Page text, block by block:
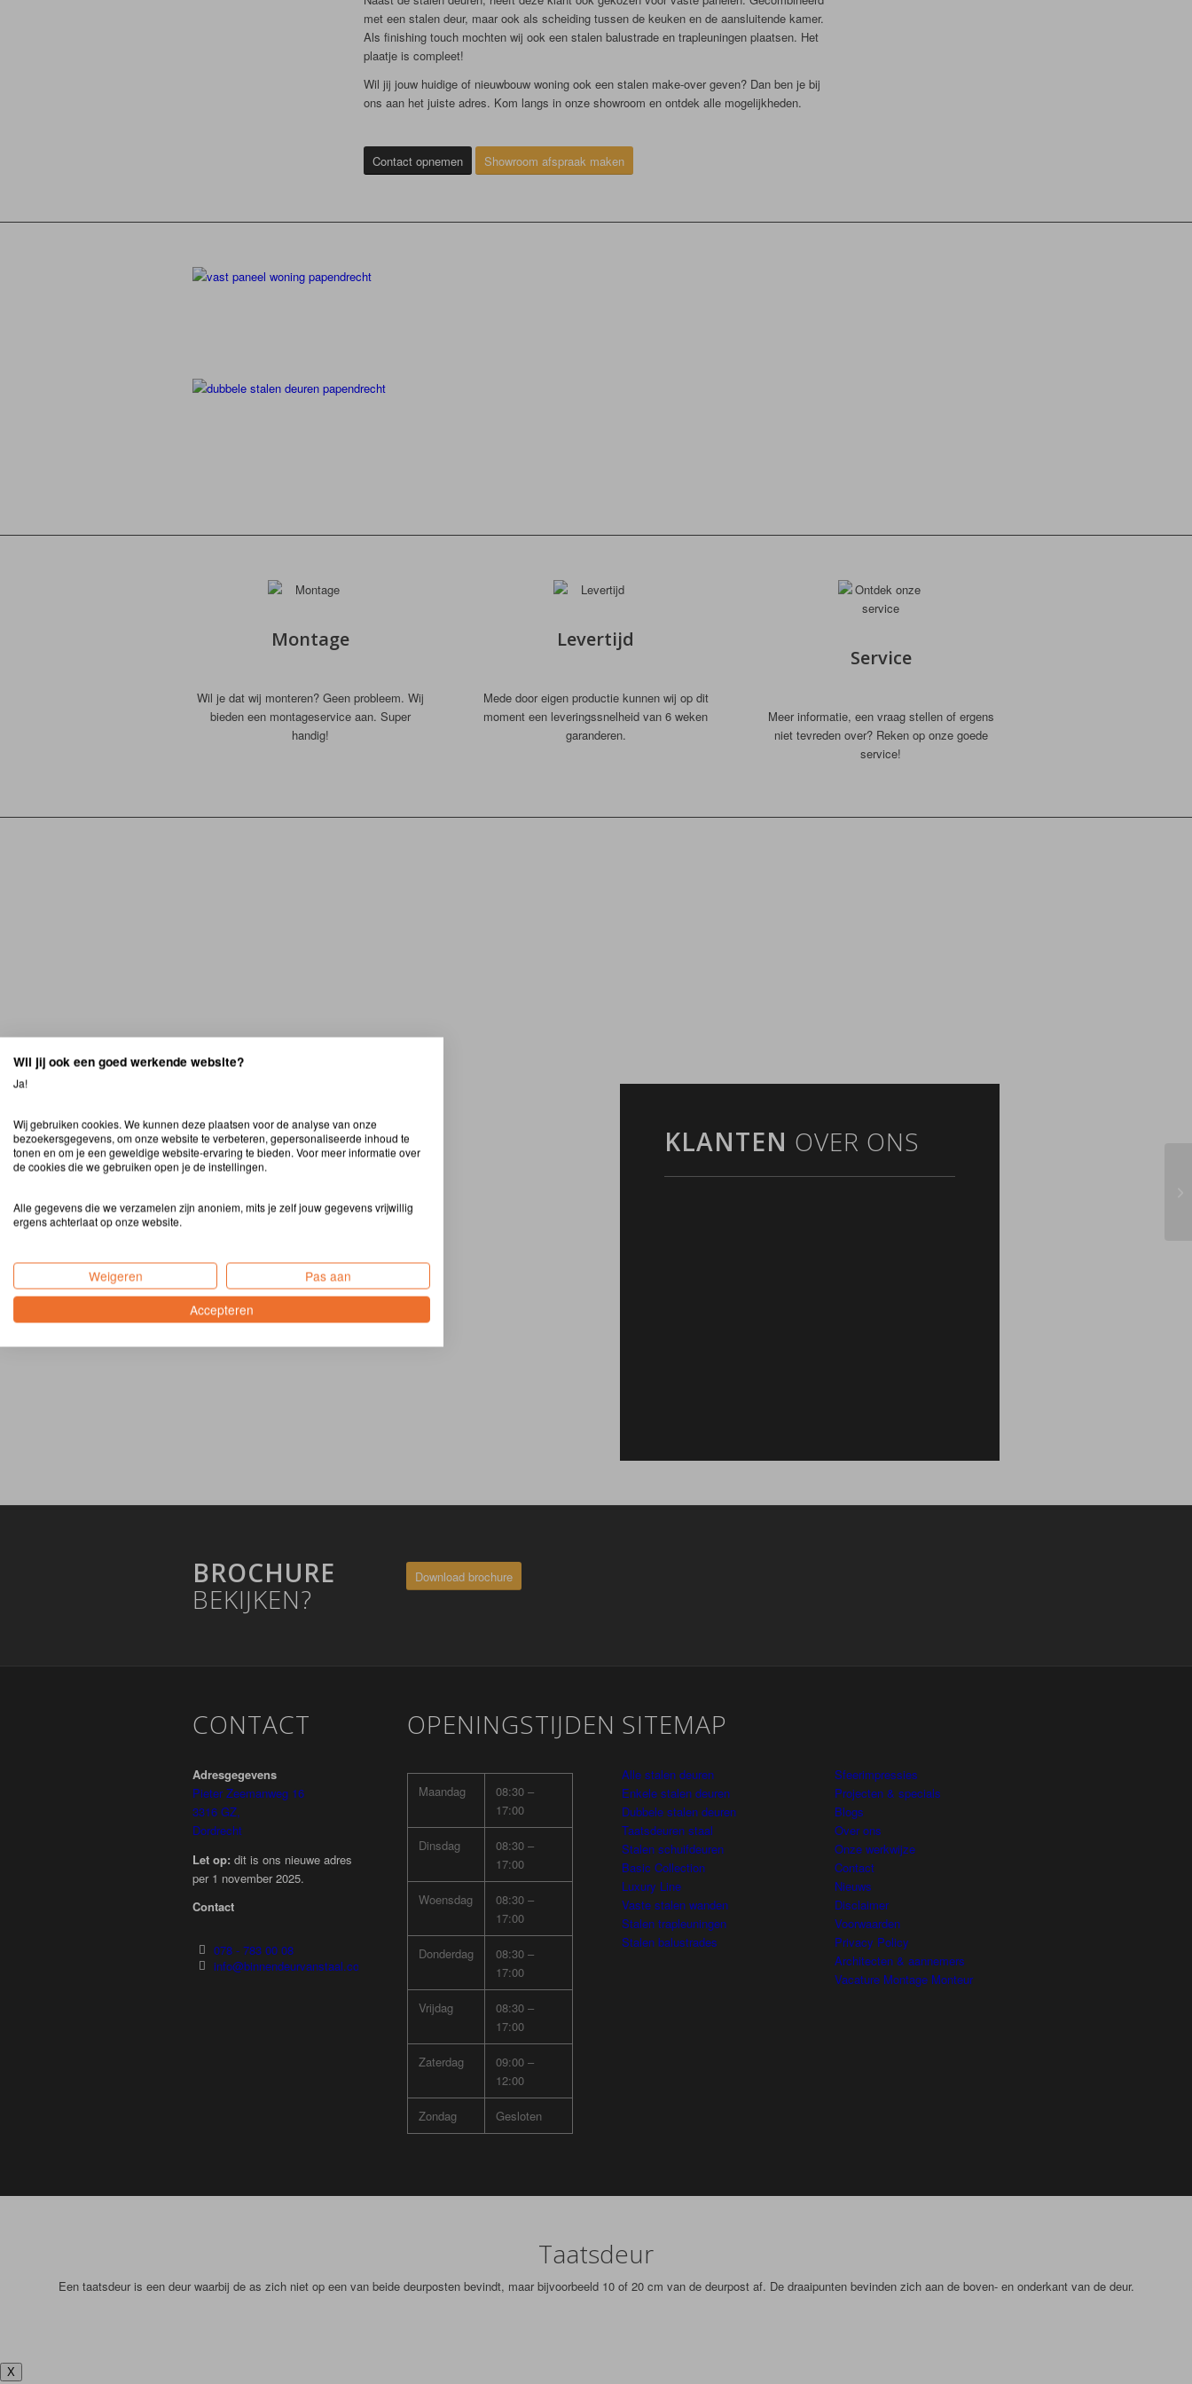
met een stalen deur, maar ook als scheiding tussen de keuken en de aansluitende kamer.
Als finishing touch mochten wij ook een stalen balustrade en trapleuningen plaatsen. Het
plaatje is compleet!
Wil jij jouw huidige of nieuwbouw woning ook een stalen make-over geven? Dan ben je bij
ons aan het juiste adres. Kom langs in onze showroom en ontdek alle mogelijkheden.
Contact opnemen Showroom afspraak maken
Montage
Wil je dat wij monteren? Geen probleem. Wij
bieden een montageservice aan. Super
handig!
Levertijd
Mede door eigen productie kunnen wij op dit
moment een leveringssnelheid van 6 weken
garanderen.
Service
Meer informatie, een vraag stellen of ergens
niet tevreden over? Reken op onze goede
service!
KLANTEN OVER ONS
BROCHURE
BEKIJKEN?
Download brochure
CONTACT
Adresgegevens
Pieter Zeemanweg 16
3316 GZ,
Dordrecht
Let op: dit is ons nieuwe adres
per 1 november 2025.
Contact
078 - 783 00 08
info@binnendeurvanstaal.com
OPENINGSTIJDEN
Maandag
08:30 –
17:00
Dinsdag
08:30 –
17:00
Woensdag
08:30 –
17:00
Donderdag
08:30 –
17:00
Vrijdag
08:30 –
17:00
Zaterdag
09:00 –
12:00
Zondag Gesloten
SITEMAP
Alle stalen deuren
Enkele stalen deuren
Dubbele stalen deuren
Taatsdeuren staal
Stalen schuifdeuren
Basic Collection
Luxury Line
Vaste stalen wanden
Stalen trapleuningen
Stalen balustrades
Sfeerimpressies
Projecten & specials
Blogs
Over ons
Onze werkwijze
Contact
Nieuws
Disclaimer
Voorwaarden
Privacy Policy
Architecten & aannemers
Vacature Montage Monteur
Ontdek taatsdeuren in
Dordrecht
Taatsdeur
Een taatsdeur is een deur waarbij de as zich niet op een van beide deurposten bevindt, maar bijvoorbeeld 10 of 20 cm van de deurpost af. De draaipunten bevinden zich aan de boven- en onderkant van de deur.
X
Wil jij ook een goed werkende website?
Ja!
Wij gebruiken cookies. We kunnen deze plaatsen voor de analyse van onze
bezoekersgegevens, om onze website te verbeteren, gepersonaliseerde inhoud te
tonen en om je een geweldige website-ervaring te bieden. Voor meer informatie over
de cookies die we gebruiken open je de instellingen.
Alle gegevens die we verzamelen zijn anoniem, mits je zelf jouw gegevens vrijwillig
ergens achterlaat op onze website.
Weigeren
Pas aan
Accepteren